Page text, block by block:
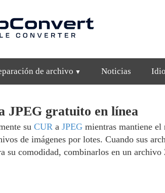
de archivo Noticias
JPEG gratuito en línea
su CUR a JPEG mientras mantiene
de imágenes por lotes. Cuando sus
su comodidad, combinarlos en un archivo